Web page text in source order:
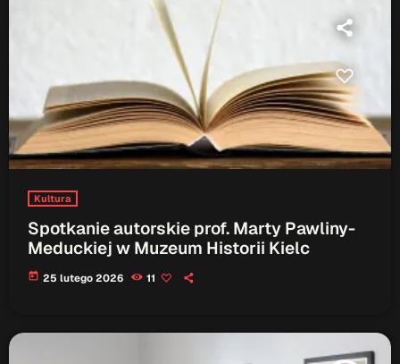
Kultura
Spotkanie autorskie prof. Marty Pawliny-
Meduckiej w Muzeum Historii Kielc
today 25 lutego 2026 11